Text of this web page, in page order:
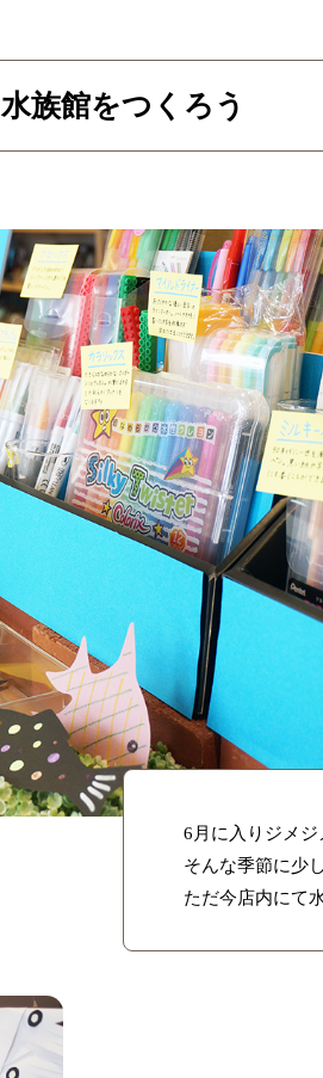
水族館をつくろう
6月に入りジメジ
そんな季節に少
ただ今店内にて